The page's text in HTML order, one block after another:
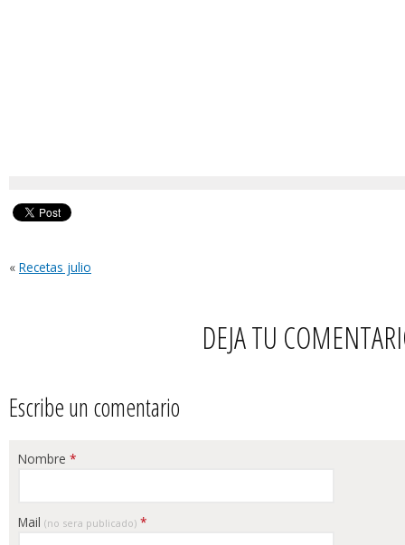
« Recetas julio
DEJA TU
Escribe un comentario
Nombre *
Mail (no sera publicado) *